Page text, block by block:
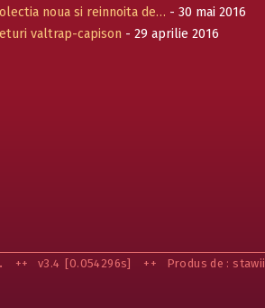
noua si reinnoita de… - 30 mai 2016
valtrap-capison - 29 aprilie 2016
++ v3.4 [0.054296s] ++ Produs de : stawii